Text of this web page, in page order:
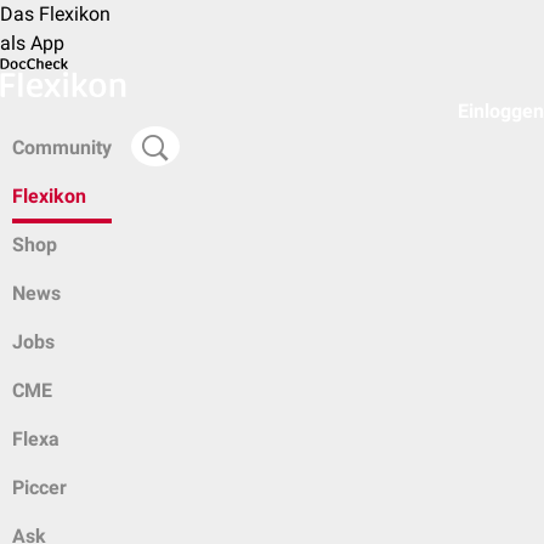
Das Flexikon
als App
Community
Flexikon
Shop
News
Jobs
CME
Flexa
Piccer
Ask